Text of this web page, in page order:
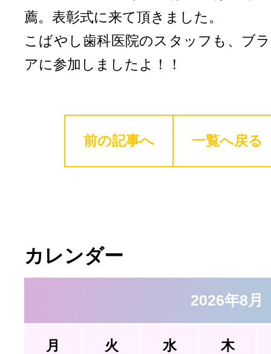
薦。表彰式に来て頂きました。
こばやし歯科医院のスタッフも、ブ
アに参加しましたよ！！
前の記事へ 一覧へ戻る
カレンダー
2026年8月
月 火 水 木